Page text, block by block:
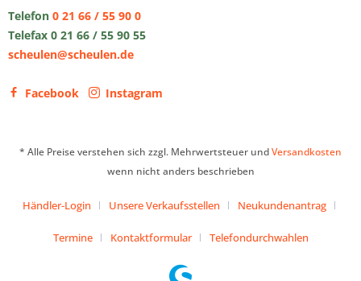
Telefon 0 21 66 / 55 90 0
Telefax 0 21 66 / 55 90 55
scheulen@scheulen.de
Facebook Instagram
* Alle Preise verstehen sich zzgl. Mehrwertsteuer undVersandkosten
wenn nicht anders beschrieben
Händler-Login Unsere Verkaufsstellen Neukundenantrag
Termine Kontaktformular Telefondurchwahlen